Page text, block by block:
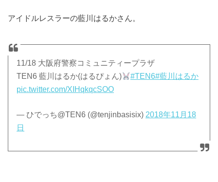
アイドルレスラーの藍川はるかさん。
11/18 大阪府警察コミュニティープラザ
TEN6 藍川はるか(はるぴょん)
#TEN6#藍川はるか
pic.twitter.com/XIHqkqcSOO
— ひでっち@TEN6 (@tenjinbasisix)2018年11月18
日